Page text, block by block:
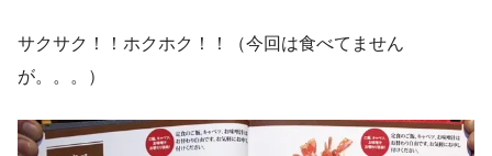
サクサク！！ホクホク！！（今回は食べてません
が。。。）